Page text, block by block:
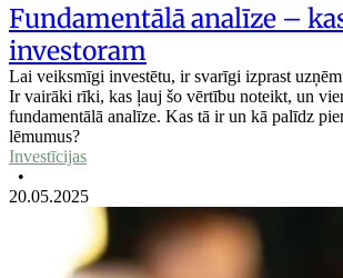
Fundamentālā analīze –
investoram
Lai veiksmīgi investētu, ir svarīgi izprast
Ir vairāki rīki, kas ļauj šo vērtību noteikt, un
fundamentālā analīze. Kas tā ir un kā palīdz
lēmumus?
Investīcijas
•
20.05.2025